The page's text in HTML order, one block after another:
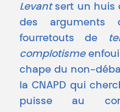
Levantsert un huis
des arguments
fourretouts de
complotisme
chape du non-
la CNAPD qui
puisse au